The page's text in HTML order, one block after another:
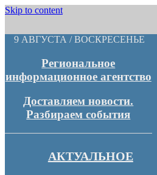
Skip to content
9 АВГУСТА / ВОСКРЕСЕНЬЕ
Региональное
информационное агентство
Доставляем новости.
Разбираем события
АКТУАЛЬНОЕ